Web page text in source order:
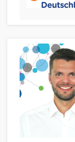
Verkauf (Handel)